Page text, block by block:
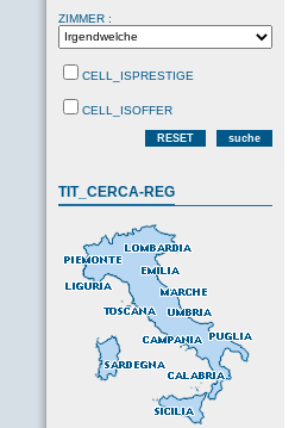
ZIMMER :
CELL_ISPRESTIGE
CELL_ISOFFER
RESET suche
TIT_CERCA-REG